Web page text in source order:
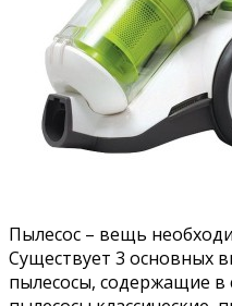
Пылесос – вещь
Существует 3 основных
пылесосы, содержащие в